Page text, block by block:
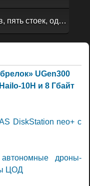
NVIDIA Vera Rubin POD: семь чипов, пять стоек, один ИИ-суперкомпьютер
UGen300
10H и 8 Гбайт
DiskStation neo+ с
автономные дроны-
ЦОД